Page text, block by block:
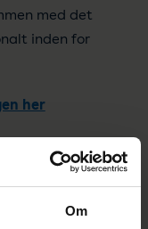
Om
med det
inden for
her
håndterer
deltage i